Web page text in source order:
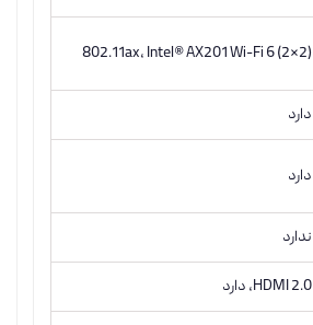
802.11ax, Intel® AX201 Wi-Fi 6 (2×2)
دارد
دارد
ندارد
HDMI 2.0, دارد